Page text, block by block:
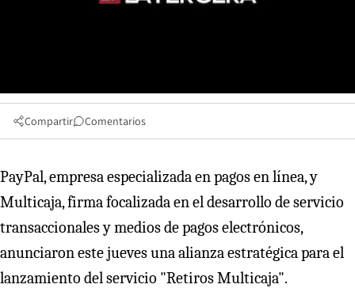
Compartir Comentarios
PayPal, empresa especializada en pagos en línea, y
Multicaja, firma focalizada en el desarrollo de servicio
transaccionales y medios de pagos electrónicos,
anunciaron este jueves una alianza estratégica para el
lanzamiento del servicio "Retiros Multicaja".